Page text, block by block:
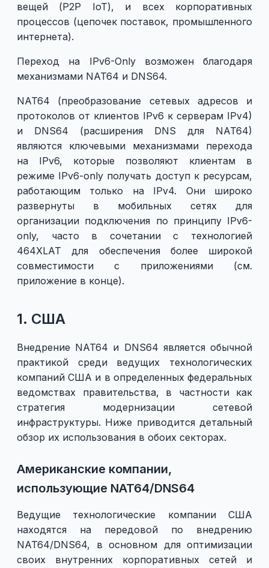
вещей (P2P IoT), и всех корпоративных
процессов (цепочек поставок, промышленного
интернета).
Переход на IPv6-Only возможен благодаря
механизмами NAT64 и DNS64.
NAT64 (преобразование сетевых адресов и
протоколов от клиентов IPv6 к серверам IPv4)
и DNS64 (расширения DNS для NAT64)
являются ключевыми механизмами перехода
на IPv6, которые позволяют клиентам в
режиме IPv6-only получать доступ к ресурсам,
работающим только на IPv4. Они широко
развернуты в мобильных сетях для
организации подключения по принципу IPv6-
only, часто в сочетании с технологией
464XLAT для обеспечения более широкой
совместимости с приложениями (см.
приложение в конце).
1. США
Внедрение NAT64 и DNS64 является обычной
практикой среди ведущих технологических
компаний США и в определенных федеральных
ведомствах правительства, в частности как
стратегия модернизации сетевой
инфраструктуры. Ниже приводится детальный
обзор их использования в обоих секторах.
Американские компании,
использующие NAT64/DNS64
Ведущие технологические компании США
находятся на передовой по внедрению
NAT64/DNS64, в основном для оптимизации
своих внутренних корпоративных сетей и